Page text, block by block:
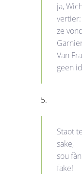
ja,
vertier:
ze
Van
geen
5.
Staot
sake,
sou
fake!